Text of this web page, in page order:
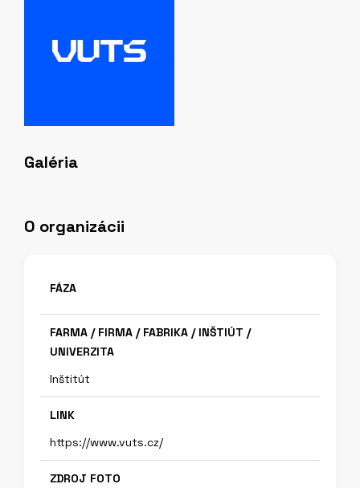
Galéria
O organizácii
FÁZA
FARMA / FIRMA / FABRIKA / INŠTIÚT /
UNIVERZITA
Inštitút
LINK
https://www.vuts.cz/
ZDROJ FOTO